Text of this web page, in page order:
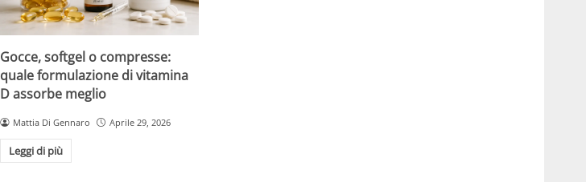
Gocce, softgel o compresse:
quale formulazione di vitamina
D assorbe meglio
Mattia Di Gennaro Aprile 29, 2026
Leggi di più